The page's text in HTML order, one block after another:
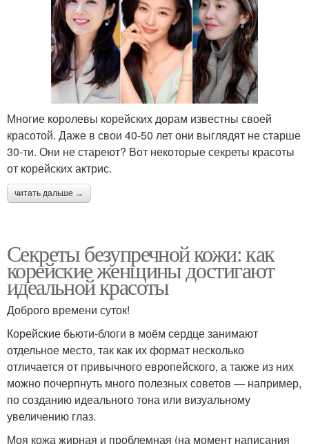
Многие королевы корейских дорам известны своей
красотой. Даже в свои 40-50 лет они выглядят не старше
30-ти. Они не стареют? Вот некоторые секреты красоты
от корейских актрис.
читать дальше →
Секреты безупречной кожи: как
корейские женщины достигают
идеальной красоты
Доброго времени суток!
Корейские бьюти-блоги в моём сердце занимают
отдельное место, так как их формат несколько
отличается от привычного европейского, а также из них
можно почерпнуть много полезных советов — например,
по созданию идеального тона или визуальному
увеличению глаз.
Моя кожа жирная и проблемная (на момент написания